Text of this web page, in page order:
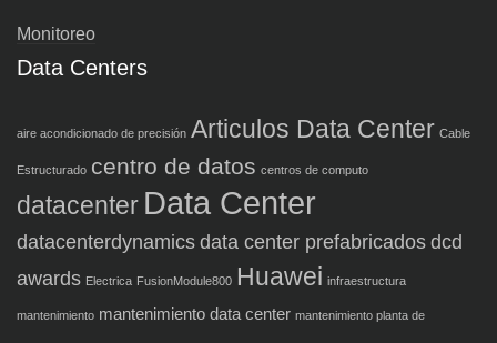
Monitoreo
Data Centers
aire acondicionado de precisión Articulos Data Center Cable
Estructurado centro de datos centros de computo
datacenter Data Center
datacenterdynamicsdata center prefabricadosdcd
awards Electrica FusionModule800 Huawei infraestructura
mantenimiento mantenimiento data center mantenimiento planta de